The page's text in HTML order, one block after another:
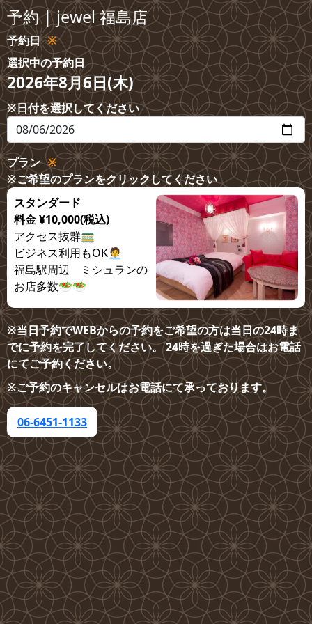
予約 | jewel 福島店
予約日
選択中の予約日
2026年8月6日(木)
※日付を選択してください
プラン
※ご希望のプランをクリックしてください
スタンダード
料金 ¥10,000(税込)
アクセス抜群🚃
ビジネス利用もOK🧑‍💼
福島駅周辺　ミシュランの
お店多数🥗🥗
※当日予約でWEBからの予約をご希望の方は当日の24時ま
でに予約を完了してください。 24時を過ぎた場合はお電話
にてご予約ください。
※ご予約のキャンセルはお電話にて承っております。
06-6451-1133